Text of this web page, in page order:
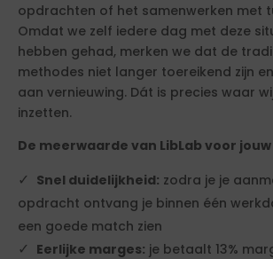
opdrachten of het samenwerken met
Omdat we zelf iedere dag met deze
hebben gehad, merken we dat de
methodes niet langer toereikend zijn
aan vernieuwing. Dát is precies waar
inzetten.
De meerwaarde van LibLab voor
Snel duidelijkheid: zodra je je
opdracht ontvang je binnen één
een goede match zien
Eerlijke marges: je betaalt 13%